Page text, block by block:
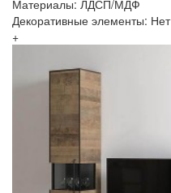
Материалы: ЛДСП/МДФ
Декоративные элементы: Нет
+